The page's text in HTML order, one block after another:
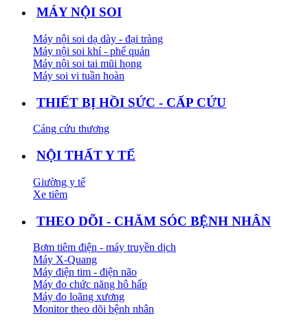
MÁY NỘI SOI
Máy nội soi dạ dày - đại tràng
Máy nội soi khí - phế quản
Máy nội soi tai mũi họng
Máy soi vi tuần hoàn
THIẾT BỊ HỒI SỨC - CẤP CỨU
Cáng cứu thương
NỘI THẤT Y TẾ
Giường y tế
Xe tiêm
THEO DÕI - CHĂM SÓC BỆNH NHÂN
Bơm tiêm điện - máy truyền dịch
Máy X-Quang
Máy điện tim - điện não
Máy đo chức năng hô hấp
Máy đo loãng xương
Monitor theo dõi bệnh nhân